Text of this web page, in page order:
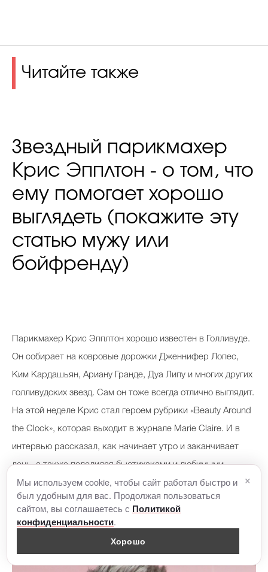
Читайте также
Звездный парикмахер
Крис Эпплтон - о том, что
ему помогает хорошо
выглядеть (покажите эту
статью мужу или
бойфренду)
Парикмахер Крис Эпплтон хорошо известен в Голливуде.
Он собирает на ковровые дорожки Дженнифер Лопес,
Ким Кардашьян, Ариану Гранде, Дуа Липу и многих других
голливудских звезд. Сам он тоже всегда отлично выглядит.
На этой неделе Крис стал героем рубрики «Beauty Around
the Clock», которая выходит в журнале Marie Claire. И в
интервью рассказал, как начинает утро и заканчивает
день, а также поделился бьютихаками и любимыми
кремами и сыворотками (запомните их названия для
подарка мужу, бойфренду или другу!).
Мы используем cookie, чтобы сайт работал быстро и
был удобным для вас. Продолжая пользоваться
сайтом, вы соглашаетесь с Политикой
конфиденциальности.
Хорошо
×